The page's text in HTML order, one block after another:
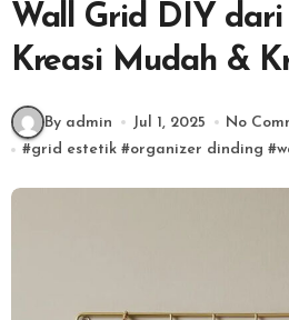
Wall Grid DIY dari
Kreasi Mudah &
By admin Jul 1, 2025
No
#grid estetik #organizer dinding #